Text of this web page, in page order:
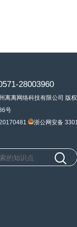
28003960
离离网络科技有限公司 版
号
浙公网安备